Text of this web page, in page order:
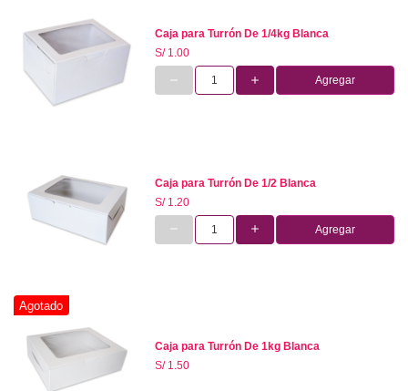
Caja para Turrón De 1/4kg Blanca
S/ 1.00
Agregar
Caja para Turrón De 1/2 Blanca
S/ 1.20
Agregar
Agotado
Caja para Turrón De 1kg Blanca
S/ 1.50